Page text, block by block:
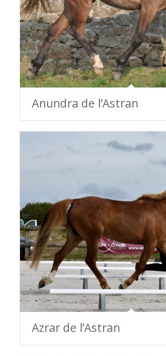
Anundra de l’Astran
Azrar de l’Astran